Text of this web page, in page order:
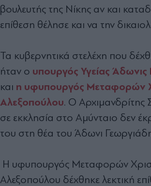
βουλευτής της Νίκης αν και
επίθεση θέλησε και να την
Τα κυβερνητικά στελέχη που
ήταν ο υπουργός Υγείας Άδωνις
και η υφυπουργός Μεταφορών
Αλεξοπούλου. Ο Αρχιμανδρίτης
σε εκκλησία στο Αμύνταιο δεν
του στη θέα του Άδωνι
Η υφυπουργός Μεταφορών
Αλεξοπούλου δέχθηκε λεκτική